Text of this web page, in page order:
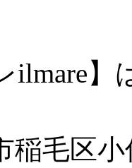
ilmare
稲毛区小